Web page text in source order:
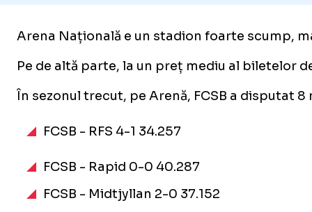
Arena Națională e un stadion foarte scump,
Pe de altă parte, la un preț mediu al biletelor
În sezonul trecut, pe Arenă, FCSB a disputat
FCSB - RFS 4-1 34.257
FCSB - Rapid 0-0 40.287
FCSB - Midtjyllan 2-0 37.152